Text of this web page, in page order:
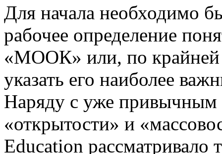
Для начала необходимо
рабочее определение
«МООК» или, по крайней
указать его наиболее
Наряду с уже
«открытости» и
Education рассматривало